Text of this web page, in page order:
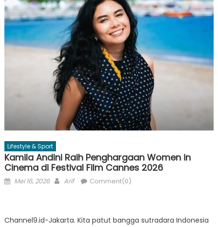
Lifestyle & Sport
Kamila Andini Raih Penghargaan Women in
Cinema di Festival Film Cannes 2026
Posted
Mei 16, 2026 Author
Arif Comment(0)
Channel9.id-Jakarta. Kita patut bangga sutradara Indonesia